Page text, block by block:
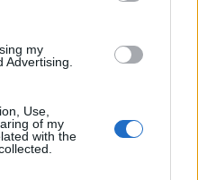
my
Advertising.
Use,
of my
with the